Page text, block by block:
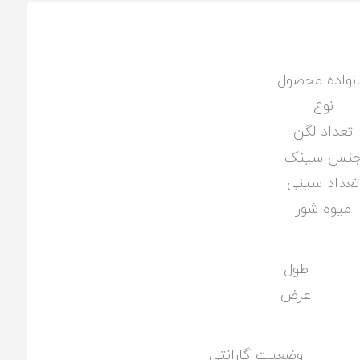
محصول
نوع
تعداد لگن
سینک
تعداد سینی
میوه شور
طول
عرض
وضعیت گارانتی